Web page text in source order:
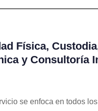
Física,
y Consultoría
se enfoca en todos